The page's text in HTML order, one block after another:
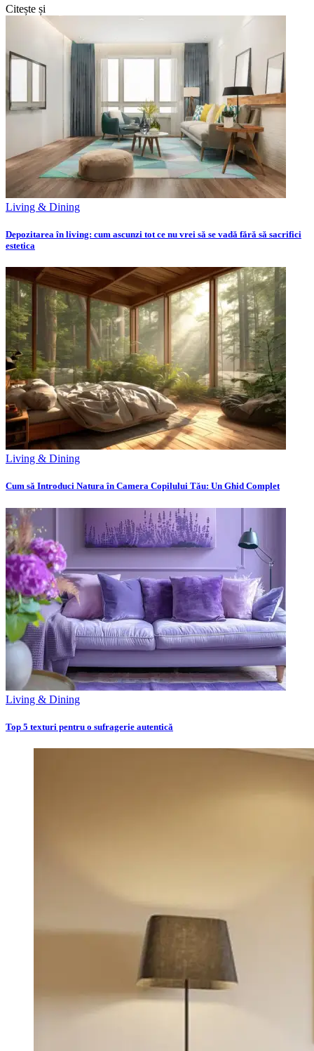
Citește și
Living & Dining
Depozitarea în living: cum ascunzi tot ce nu vrei să se vadă fără să sacrifici
estetica
Living & Dining
Cum să Introduci Natura în Camera Copilului Tău: Un Ghid Complet
Living & Dining
Top 5 texturi pentru o sufragerie autentică